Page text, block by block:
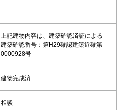
上記建物内容は、建築確認済証による
建築確認番号：第H29確認建築近確第
0000928号
建物完成済
相談